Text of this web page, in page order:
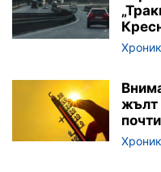
жълт